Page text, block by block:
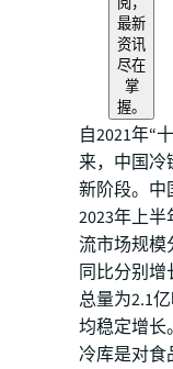
最新
资讯
尽在
掌
握。
自2021年“
来，中国冷
新阶段。中
2023年上
流市场规模
同比分别增
总量为2.1
均稳定增长。
冷库是对食